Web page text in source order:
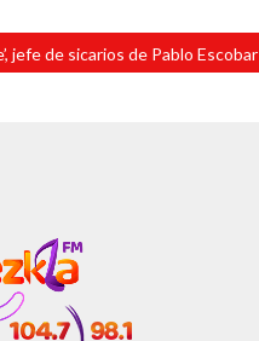
jefe de sicarios de Pablo Escobar